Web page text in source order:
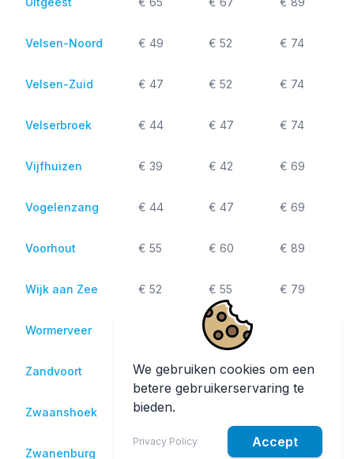
We gebruiken cookies om een
betere gebruikerservaring te
bieden.
Privacy Policy Accept
Velsen-Noord € 49 € 52 € 74
Velsen-Zuid € 47 € 52 € 74
Velserbroek € 44 € 47 € 74
Vijfhuizen € 39 € 42 € 69
Vogelenzang € 44 € 47 € 69
Voorhout € 55 € 60 € 89
Wijk aan Zee € 52 € 55 € 79
Wormerveer € 67
Zandvoort € 59 € 62 € 79
Zwaanshoek € 42
Zwanenburg € 42 € 69